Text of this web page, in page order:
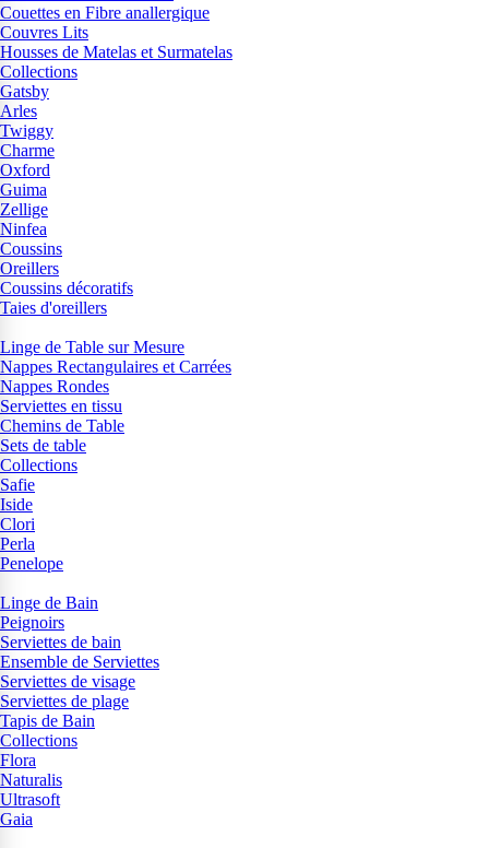
Couettes en Fibre anallergique
Couvres Lits
Housses de Matelas et Surmatelas
Collections
Gatsby
Arles
Twiggy
Charme
Oxford
Guima
Zellige
Ninfea
Coussins
Oreillers
Coussins décoratifs
Taies d'oreillers
Linge de Table sur Mesure
Nappes Rectangulaires et Carrées
Nappes Rondes
Serviettes en tissu
Chemins de Table
Sets de table
Collections
Safie
Iside
Clori
Perla
Penelope
Linge de Bain
Peignoirs
Serviettes de bain
Ensemble de Serviettes
Serviettes de visage
Serviettes de plage
Tapis de Bain
Collections
Flora
Naturalis
Ultrasoft
Gaia